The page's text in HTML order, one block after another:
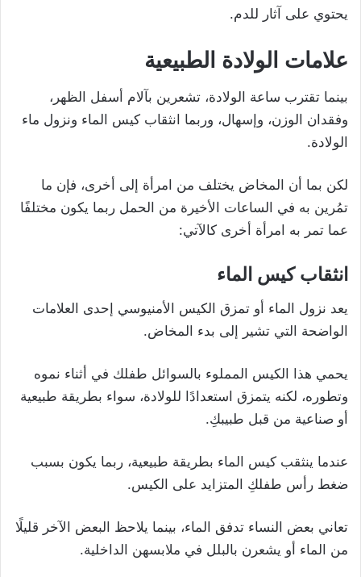
يحتوي على آثار للدم.
علامات الولادة الطبيعية
بينما تقترب ساعة الولادة، تشعرين بآلام أسفل الظهر،
وفقدان الوزن، وإسهال، وربما انثقاب كيس الماء ونزول ماء
الولادة.
لكن بما أن المخاض يختلف من امرأة إلى أخرى، فإن ما
تمُرين به في الساعات الأخيرة من الحمل ربما يكون مختلفًا
عما تمر به امرأة أخرى كالآتي:
انثقاب كيس الماء
يعد نزول الماء أو تمزق الكيس الأمنيوسي إحدى العلامات
الواضحة التي تشير إلى بدء المخاض.
يحمي هذا الكيس المملوء بالسوائل طفلك في أثناء نموه
وتطوره، لكنه يتمزق استعدادًا للولادة، سواء بطريقة طبيعية
أو صناعية من قبل طبيبكِ.
عندما ينثقب كيس الماء بطريقة طبيعية، ربما يكون بسبب
ضغط رأس طفلكِ المتزايد على الكيس.
تعاني بعض النساء تدفق الماء، بينما يلاحظ البعض الآخر قليلًا
من الماء أو يشعرن بالبلل في ملابسهن الداخلية.